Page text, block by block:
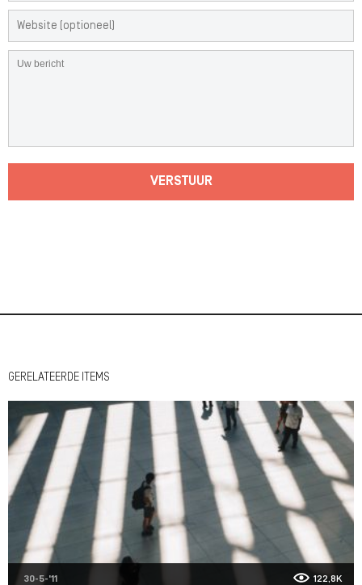
VERSTUUR
GERELATEERDE ITEMS
30-5-'11 122,8K